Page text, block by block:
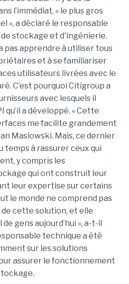
l’immédiat, « le plus gros
», a déclaré le responsable
de stockage et d'ingénierie.
pas apprendre à utiliser tous
et à se familiariser
utilisateurs livrées avec le
C’est pourquoi Citigroup a
avec lesquels il
qu’il a développé. « Cette
me facilite grandement
Maslowski. Mais, ce dernier
temps à rassurer ceux qui
y compris les
qui ont construit leur
leur expertise sur certains
le monde ne comprend pas
de cette solution, et elle
gens aujourd’hui », a-t-il
technique a été
sur les solutions
assurer le fonctionnement